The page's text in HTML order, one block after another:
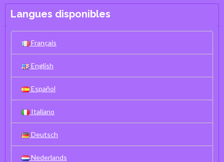
Langues disponibles
Français
English
Español
Italiano
Deutsch
Nederlands